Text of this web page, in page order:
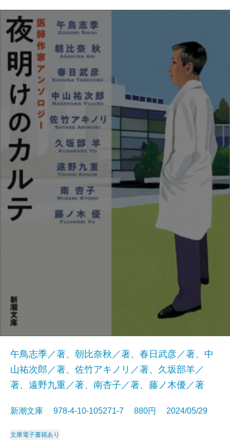
午鳥志季／著、朝比奈秋／著、春日武彦／著、中
山祐次郎／著、佐竹アキノリ／著、久坂部羊／
著、遠野九重／著、南杏子／著、藤ノ木優／著
新潮文庫 978-4-10-105271-7 880円 2024/05/29
文庫電子書籍あり